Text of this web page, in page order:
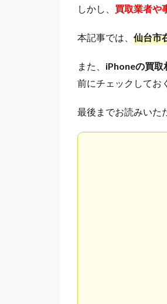
しかし、 買取業者や
本記事では、 仙台市
また、 iPhoneの買取
前にチェックしてお
最後までお読みいた